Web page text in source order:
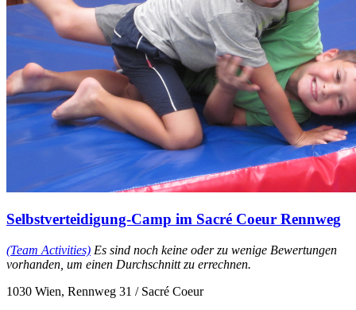
Selbstverteidigung-Camp im Sacré Coeur Rennweg
(Team Activities) Es sind noch keine oder zu wenige Bewertungen
vorhanden, um einen Durchschnitt zu errechnen.
1030 Wien, Rennweg 31 / Sacré Coeur